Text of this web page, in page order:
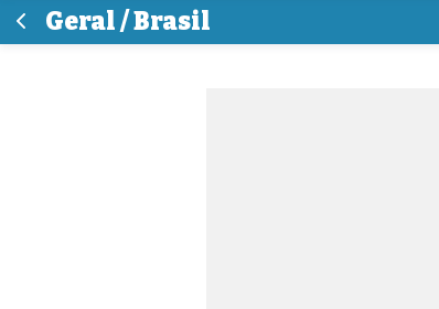
Geral / Brasil